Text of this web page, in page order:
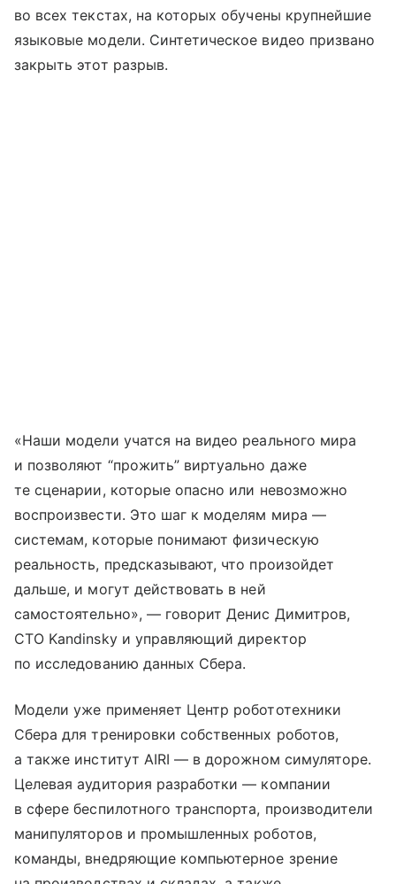
во всех текстах, на которых обучены крупнейшие
языковые модели. Синтетическое видео призвано
закрыть этот разрыв.
«Наши модели учатся на видео реального мира
и позволяют “прожить” виртуально даже
те сценарии, которые опасно или невозможно
воспроизвести. Это шаг к моделям мира —
системам, которые понимают физическую
реальность, предсказывают, что произойдет
дальше, и могут действовать в ней
самостоятельно», — говорит Денис Димитров,
CTO Kandinsky и управляющий директор
по исследованию данных Сбера.
Модели уже применяет Центр робототехники
Сбера для тренировки собственных роботов,
а также институт AIRI — в дорожном симуляторе.
Целевая аудитория разработки — компании
в сфере беспилотного транспорта, производители
манипуляторов и промышленных роботов,
команды, внедряющие компьютерное зрение